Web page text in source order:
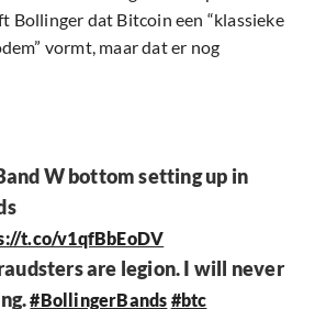
Bollinger dat Bitcoin een “klassieke
vormt, maar dat er nog
W bottom setting up in
t.co/v1qfBbEoDV
are legion. I will never
#BollingerBands #btc